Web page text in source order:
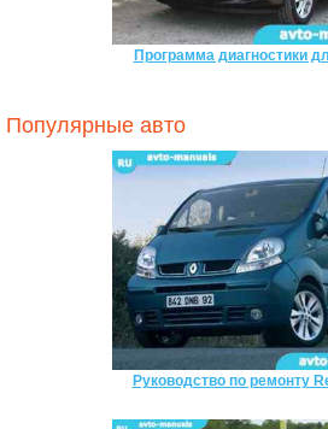
Программа диагностики
Популярные авто
Руководство по ремонту